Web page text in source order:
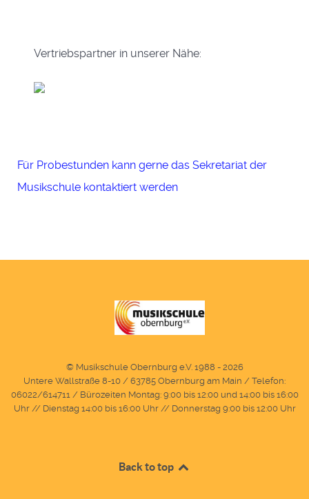
Vertriebspartner in unserer Nähe:
Für Probestunden kann gerne das Sekretariat der
Musikschule kontaktiert werden
© Musikschule Obernburg e.V. 1988 - 2026
Untere Wallstraße 8-10 / 63785 Obernburg am Main / Telefon:
06022/614711 / Bürozeiten Montag: 9:00 bis 12:00 und 14:00 bis 16:00
Uhr // Dienstag 14:00 bis 16:00 Uhr // Donnerstag 9:00 bis 12:00 Uhr
Back to top